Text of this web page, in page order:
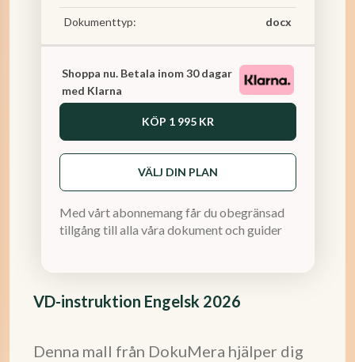
VD-instruktion Engelsk 2026
Denna mall från DokuMera hjälper dig
Dokumenttyp: docx
Shoppa nu. Betala inom 30 dagar
med Klarna
KÖP 1 995 KR
VÄLJ DIN PLAN
Med vårt abonnemang får du obegränsad
tillgång till alla våra dokument och guider